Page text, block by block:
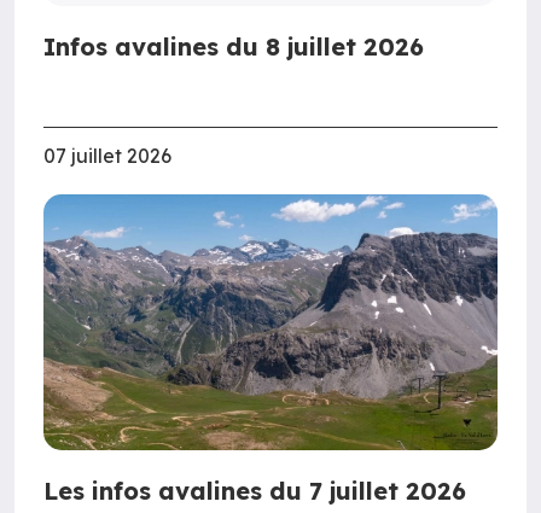
Infos avalines du 8 juillet 2026
07 juillet 2026
Les infos avalines du 7 juillet 2026